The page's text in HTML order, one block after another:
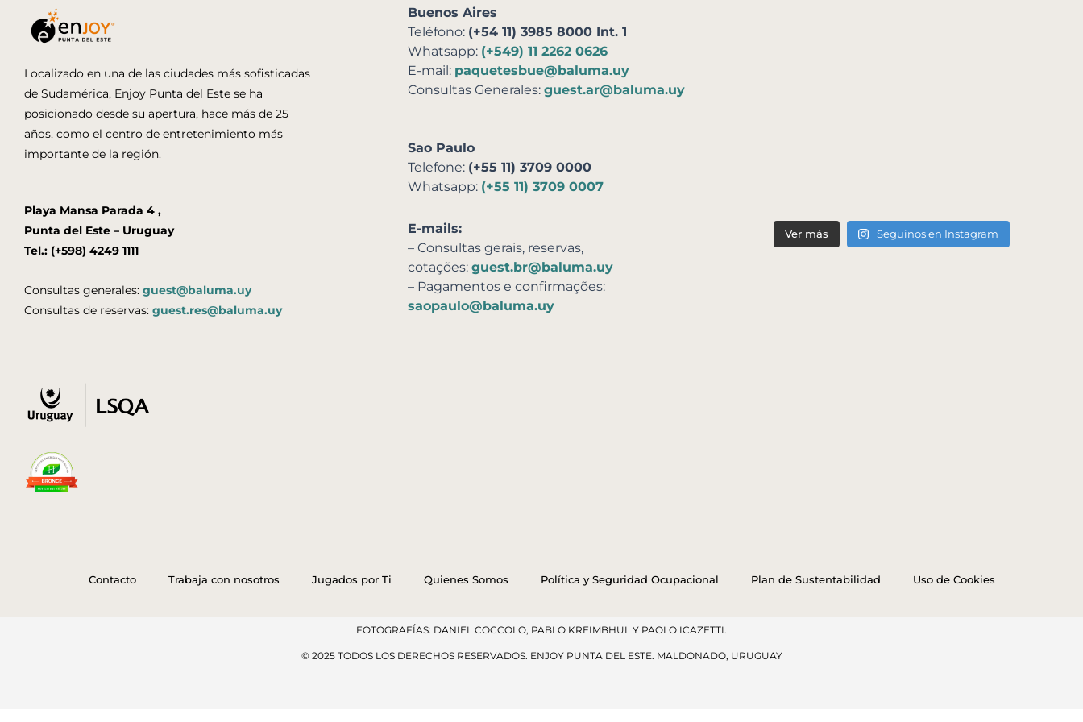
Localizado en una de las ciudades más sofisticadas
de Sudamérica, Enjoy Punta del Este se ha
posicionado desde su apertura, hace más de 25
años, como el centro de entretenimiento más
importante de la región.
Playa Mansa Parada 4 ,
Punta del Este – Uruguay
Tel.: (+598) 4249 1111
Consultas generales: guest@baluma.uy
Consultas de reservas: guest.res@baluma.uy
Buenos Aires
Teléfono: (+54 11) 3985 8000 Int. 1
Whatsapp: (+549) 11 2262 0626
E-mail: paquetesbue@baluma.uy
Consultas Generales: guest.ar@baluma.uy
Sao Paulo
Telefone: (+55 11) 3709 0000
Whatsapp: (+55 11) 3709 0007
E-mails:
– Consultas gerais, reservas,
cotações: guest.br@baluma.uy
– Pagamentos e confirmações:
saopaulo@baluma.uy
Ver más Seguinos en Instagram
Contacto Trabaja con nosotros Jugados por Ti Quienes Somos Política y Seguridad Ocupacional Plan de Sustentabilidad Uso de Cookies
FOTOGRAFÍAS: DANIEL COCCOLO, PABLO KREIMBHUL Y PAOLO ICAZETTI.
© 2025 TODOS LOS DERECHOS RESERVADOS​. ENJOY PUNTA DEL ESTE. MALDONADO, URUGUAY